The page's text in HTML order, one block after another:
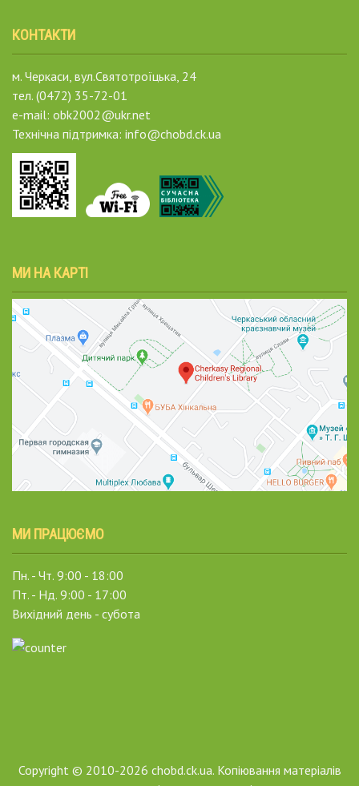
КОНТАКТИ
м. Черкаси, вул.Святотроїцька, 24
тел. (0472) 35-72-01
e-mail: obk2002@ukr.net
Технічна підтримка: info@chobd.ck.ua
МИ НА КАРТІ
МИ ПРАЦЮЄМО
Пн. - Чт. 9:00 - 18:00
Пт. - Нд. 9:00 - 17:00
Вихідний день - субота
Copyright © 2010-2026 chobd.ck.ua. Копіювання матеріалів